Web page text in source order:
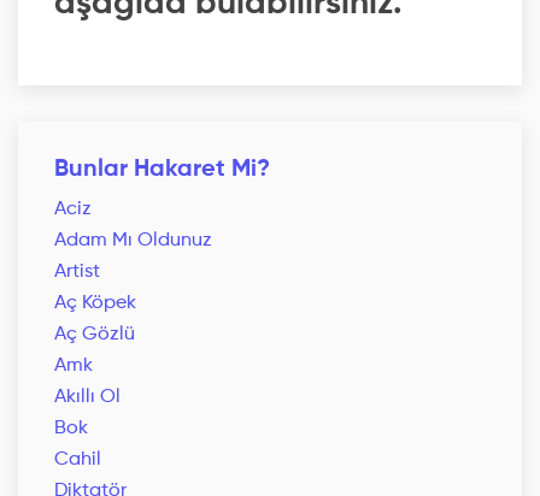
Bunlar Hakaret Mi?
Aciz
Adam Mı Oldunuz
Artist
Aç Köpek
Aç Gözlü
Amk
Akıllı Ol
Bok
Cahil
Diktatör